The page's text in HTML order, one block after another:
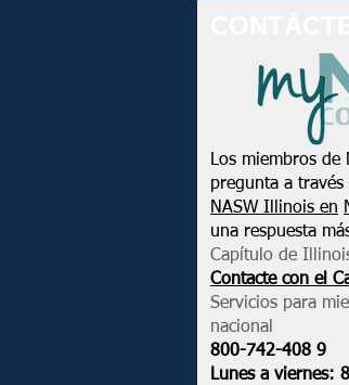
Los miembros de
pregunta a través
NASW Illinois en
una respuesta
Capítulo de
Contacte con el
Servicios para
nacional
800-742-408 9
Lunes a viernes: